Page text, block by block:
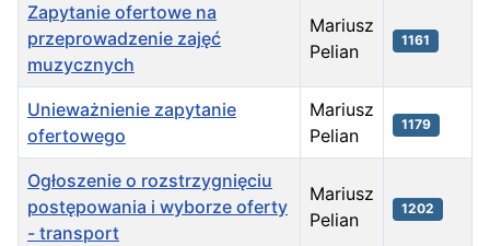
Zapytanie ofertowe na
przeprowadzenie zajęć
muzycznych
Mariusz
Pelian
1161
Unieważnienie zapytanie
ofertowego
Mariusz
Pelian
1179
Ogłoszenie o rozstrzygnięciu
postępowania i wyborze oferty
- transport
Mariusz
Pelian
1202